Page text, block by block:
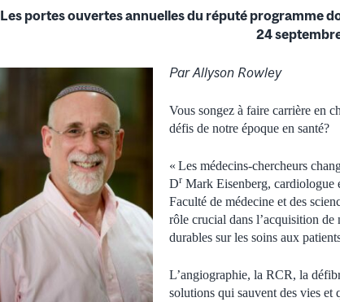
Les portes ouvertes annuelles du réputé programme
24
Par Allyson Rowley
Vous songez à faire carrière en
défis de notre époque en santé?
« Les médecins-chercheurs
Dr Mark Eisenberg,
Faculté de médecine et des
rôle crucial dans l’acquisition de
durables sur les soins aux
L’angiographie, la RCR, la
solutions qui sauvent des vies